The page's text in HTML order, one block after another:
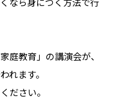
庭教育」の講演会が、
れます。
ださい。